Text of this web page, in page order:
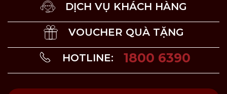
DỊCH VỤ KHÁCH HÀNG
VOUCHER QUÀ TẶNG
HOTLINE: 1800 6390